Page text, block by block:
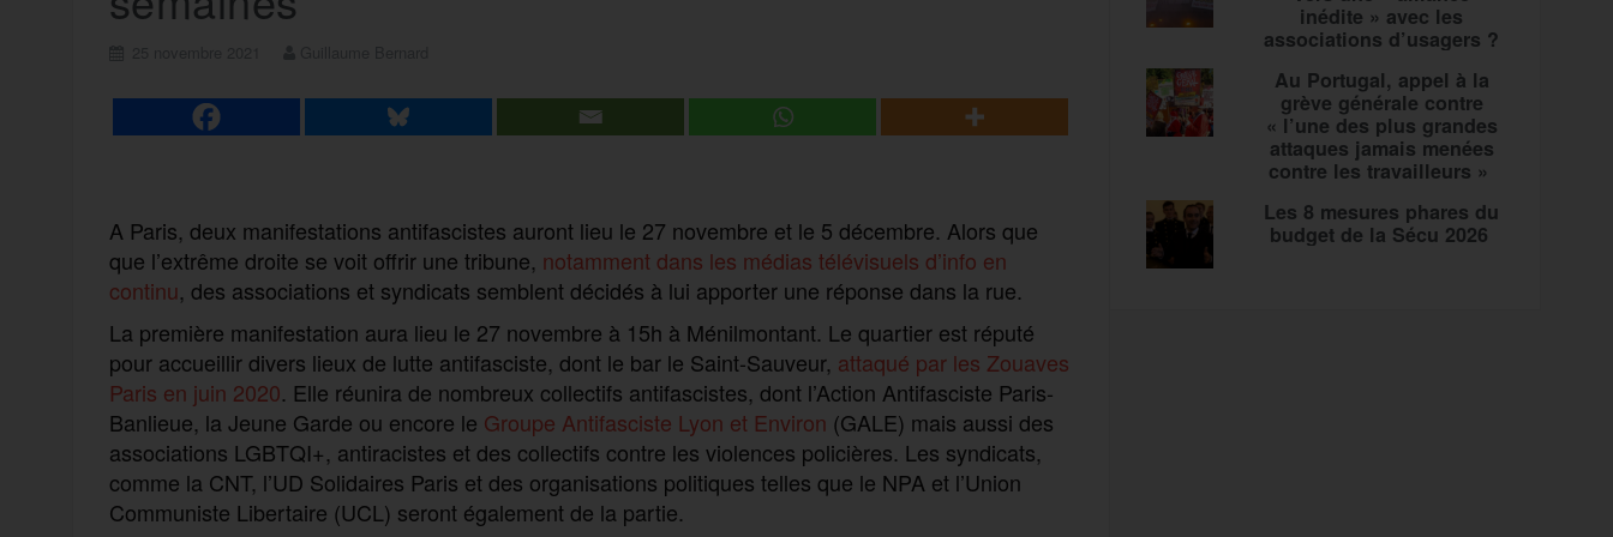
A Paris, deux manifestations antifascistes auront lieu le 27 novembre et le 5 décembre. Alors que
que l’extrême droite se voit offrir une tribune, notamment dans les médias télévisuels d’info en
continu, des associations et syndicats semblent décidés à lui apporter une réponse dans la rue.
La première manifestation aura lieu le 27 novembre à 15h à Ménilmontant. Le quartier est réputé
pour accueillir divers lieux de lutte antifasciste, dont le bar le Saint-Sauveur, attaqué par les Zouaves
Paris en juin 2020. Elle réunira de nombreux collectifs antifascistes, dont l’Action Antifasciste Paris-
Banlieue, la Jeune Garde ou encore le Groupe Antifasciste Lyon et Environ (GALE) mais aussi des
associations LGBTQI+, antiracistes et des collectifs contre les violences policières. Les syndicats,
comme la CNT, l’UD Solidaires Paris et des organisations politiques telles que le NPA et l’Union
Communiste Libertaire (UCL) seront également de la partie.
inédite » avec les
associations d’usagers ?
Au Portugal, appel à la
grève générale contre
« l’une des plus grandes
attaques jamais menées
contre les travailleurs »
Les 8 mesures phares du
budget de la Sécu 2026